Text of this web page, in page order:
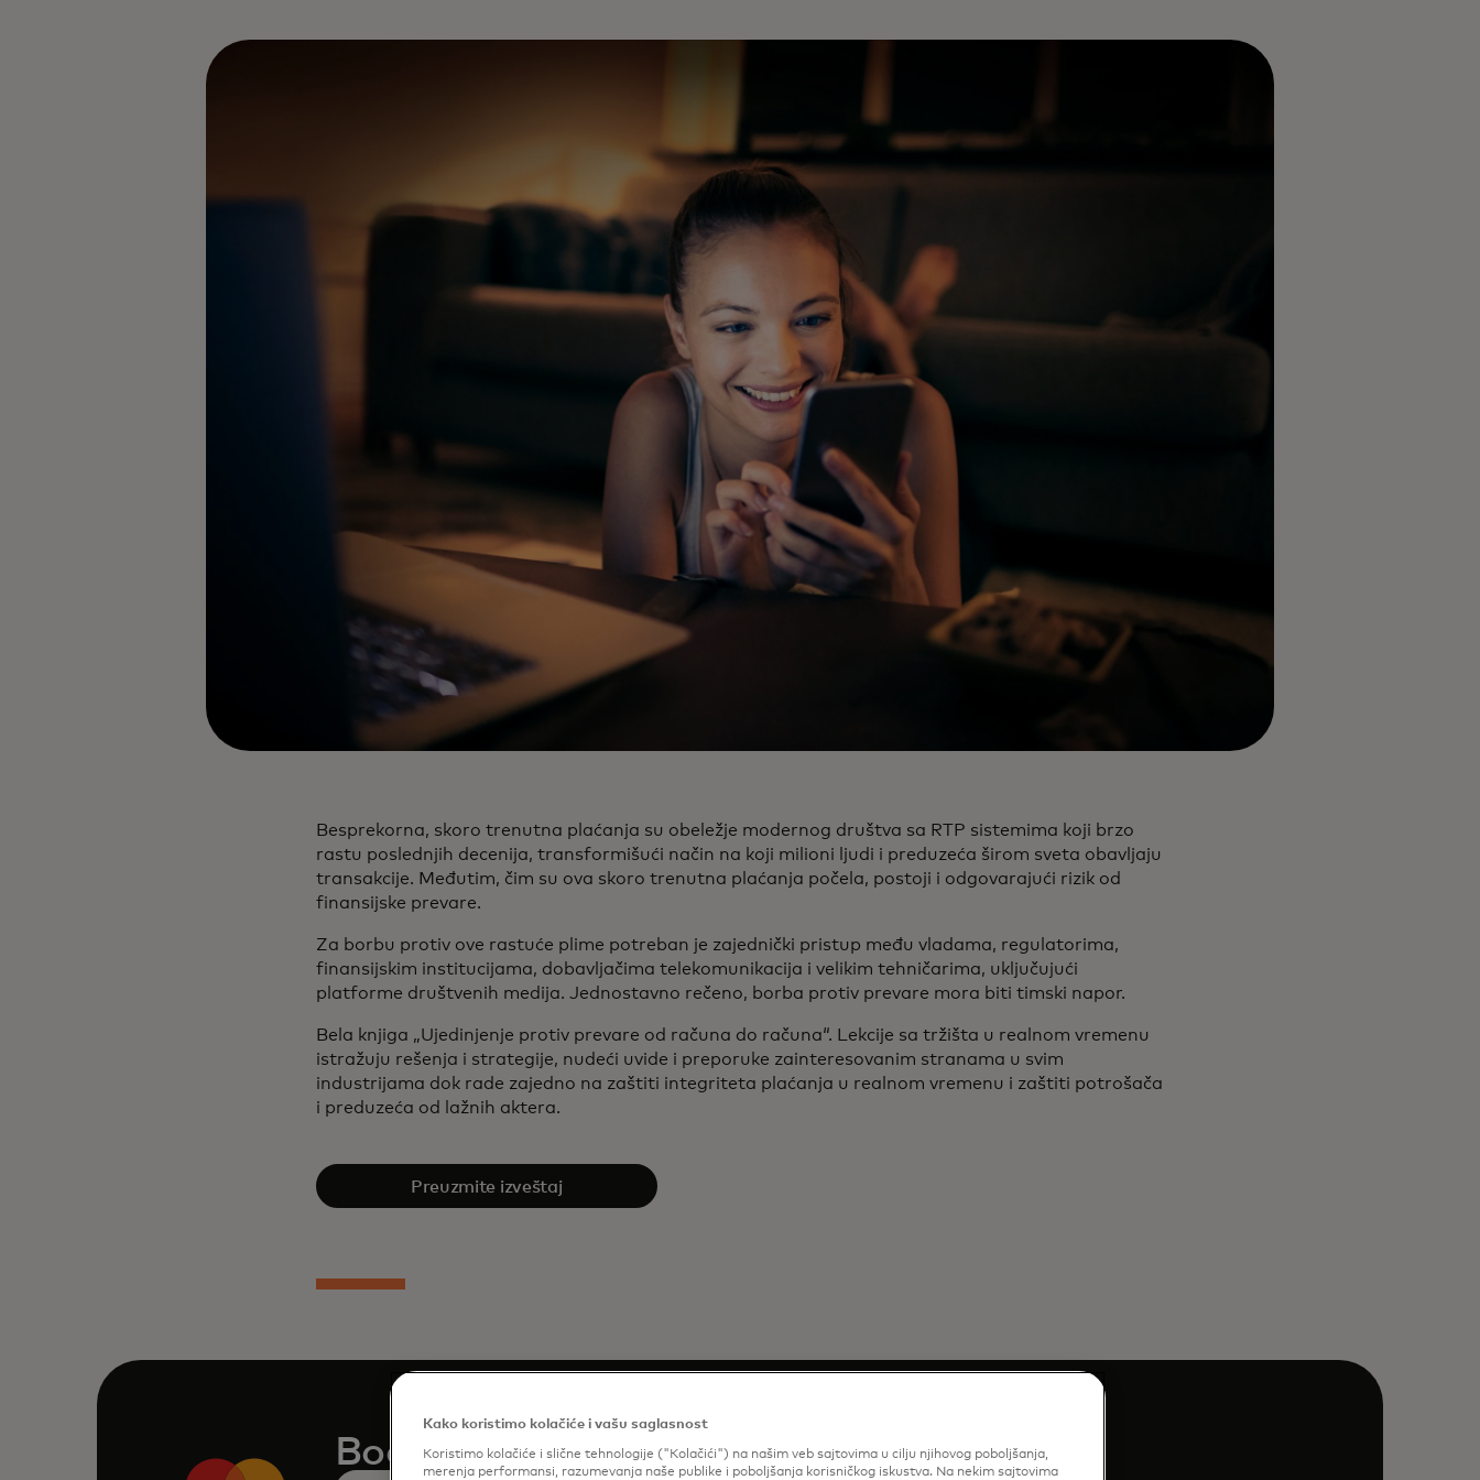
Besprekorna, skoro trenutna plaćanja su obeležje modernog društva sa RTP sistemima koji brzo
rastu poslednjih decenija, transformišući način na koji milioni ljudi i preduzeća širom sveta obavljaju
transakcije. Međutim, čim su ova skoro trenutna plaćanja počela, postoji i odgovarajući rizik od
finansijske prevare.
Za borbu protiv ove rastuće plime potreban je zajednički pristup među vladama, regulatorima,
finansijskim institucijama, dobavljačima telekomunikacija i velikim tehničarima, uključujući
platforme društvenih medija. Jednostavno rečeno, borba protiv prevare mora biti timski napor.
Bela knjiga „Ujedinjenje protiv prevare od računa do računa“. Lekcije sa tržišta u realnom vremenu
istražuju rešenja i strategije, nudeći uvide i preporuke zainteresovanim stranama u svim
industrijama dok rade zajedno na zaštiti integriteta plaćanja u realnom vremenu i zaštiti potrošača
i preduzeća od lažnih aktera.
Preuzmite izveštaj
Book a demo
Kako koristimo kolačiće i vašu saglasnost
Koristimo kolačiće i slične tehnologije ("Kolačići") na našim veb sajtovima u cilju njihovog poboljšanja,
merenja performansi, razumevanja naše publike i poboljšanja korisničkog iskustva. Na nekim sajtovima